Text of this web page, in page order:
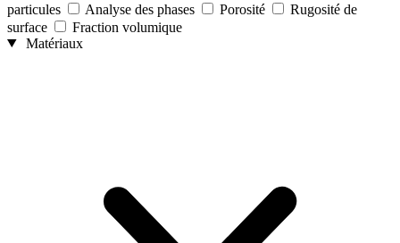
particules
Analyse des phases Porosité
Rugosité de
surface
Fraction volumique
Matériaux